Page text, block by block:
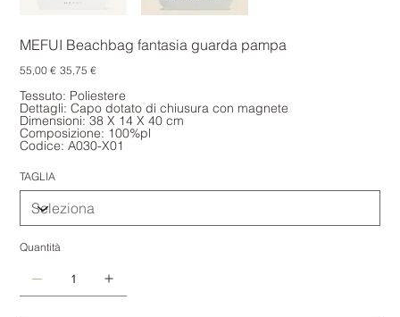
MEFUI Beachbag fantasia guarda pampa
Prezzo
originale
55,00 € Prezzo
scontato
35,75 €
Tessuto: Poliestere
Dettagli: Capo dotato di chiusura con magnete
Dimensioni: 38 X 14 X 40 cm
Composizione: 100%pl
Codice: A030-X01
TAGLIA
Quantità